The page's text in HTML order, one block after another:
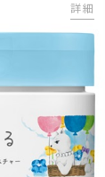
詳細